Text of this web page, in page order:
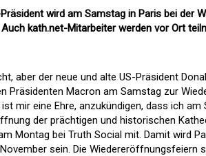
wird am Samstag in Paris bei der
kath.net-Mitarbeiter werden vor Ort
aber der neue und alte US-Präsident
Präsidenten Macron am Samstag zur
mir eine Ehre, anzukündigen, dass ich
der prächtigen und historischen
Montag bei Truth Social mit. Damit wird
sein. Die Wiedereröffnungsfeiern